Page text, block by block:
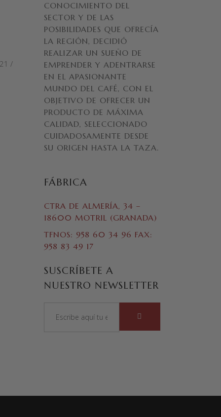
CONOCIMIENTO DEL
SECTOR Y DE LAS
POSIBILIDADES QUE OFRECÍA
LA REGIÓN, DECIDIÓ
REALIZAR UN SUEÑO DE
EMPRENDER Y ADENTRARSE
EN EL APASIONANTE
MUNDO DEL CAFÉ, CON EL
OBJETIVO DE OFRECER UN
PRODUCTO DE MÁXIMA
CALIDAD, SELECCIONADO
CUIDADOSAMENTE DESDE
SU ORIGEN HASTA LA TAZA.
FÁBRICA
CTRA DE ALMERÍA, 34 –
18600 MOTRIL (GRANADA)
TFNOS: 958 60 34 96 FAX:
958 83 49 17
SUSCRÍBETE A
NUESTRO NEWSLETTER